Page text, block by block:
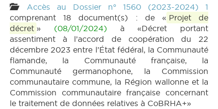
Accès au Dossier n° 1560 (2023-2024) 1
comprenant 18 document(s) : de « Projet de
décret » (08/01/2024) à «Décret portant
assentiment à l’accord de coopération du 22
décembre 2023 entre l’État fédéral, la Communauté
flamande, la Communauté française, la
Communauté germanophone, la Commission
communautaire commune, la Région wallonne et la
Commission communautaire française concernant
le traitement de données relatives à CoBRHA+»